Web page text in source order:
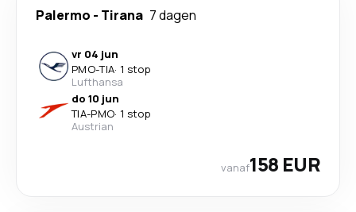
Palermo - Tirana 7 dagen
vr 04 jun
PMO-TIA· 1 stop
Lufthansa
do 10 jun
TIA-PMO· 1 stop
Austrian
vanaf158 EUR